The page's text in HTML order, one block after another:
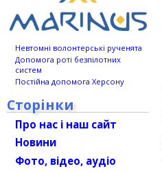
Невтомні волонтерські рученята
Допомога роті безпілотних
систем
Постійна допомога Херсону
Сторінки
Про нас і наш сайт
Новини
Фото, відео, аудіо